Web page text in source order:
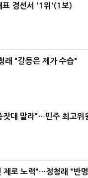
표 경선서 '1위'(1보)
래 "갈등은 제가 수습"
잣대 말라"…민주 최고위
제로 노력"…정청래 "반